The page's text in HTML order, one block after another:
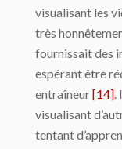
visualisant les
très
fournissait des
espérant être
entraîneur[14]
visualisant
tentant